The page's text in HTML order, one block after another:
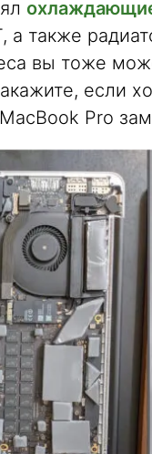
а также
вы тоже
если
Pro